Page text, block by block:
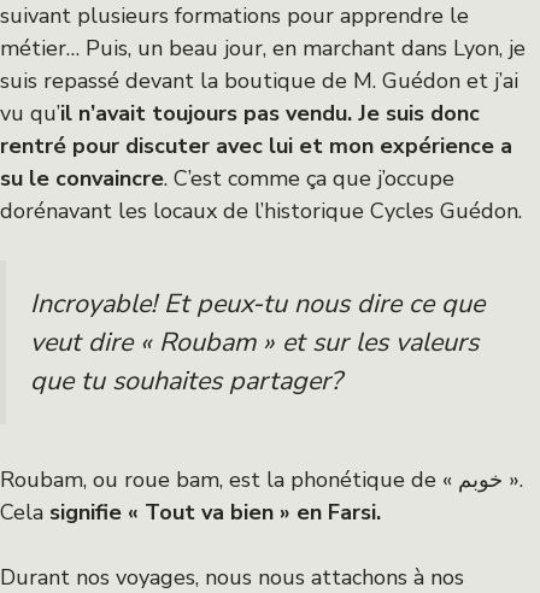
suivant plusieurs formations pour apprendre le
métier… Puis, un beau jour, en marchant dans Lyon, je
suis repassé devant la boutique de M. Guédon et j’ai
vu qu’il n’avait toujours pas vendu. Je suis donc
rentré pour discuter avec lui et mon expérience a
su le convaincre. C’est comme ça que j’occupe
dorénavant les locaux de l’historique Cycles Guédon.
Incroyable! Et peux-tu nous dire ce que
veut dire « Roubam » et sur les valeurs
que tu souhaites partager?
Roubam, ou roue bam, est la phonétique de « خوبم ».
Cela signifie « Tout va bien » en Farsi.
Durant nos voyages, nous nous attachons à nos